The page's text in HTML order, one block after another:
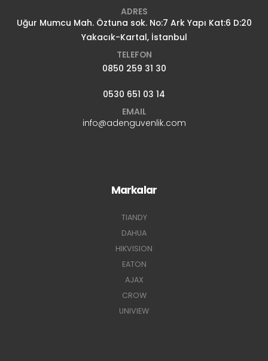
ADRES
Uğur Mumcu Mah. Öztuna sok. No:7 Ark Yapı Kat:6 D:20
Yakacık-Kartal, İstanbul
TELEFON
0850 259 31 30
0530 651 03 14
EMAIL
info@adenguvenlik.com
Markalar
TIANDY
DAHUA
HIKVISION
EATON
AJAX
CROW
UNIVIEW